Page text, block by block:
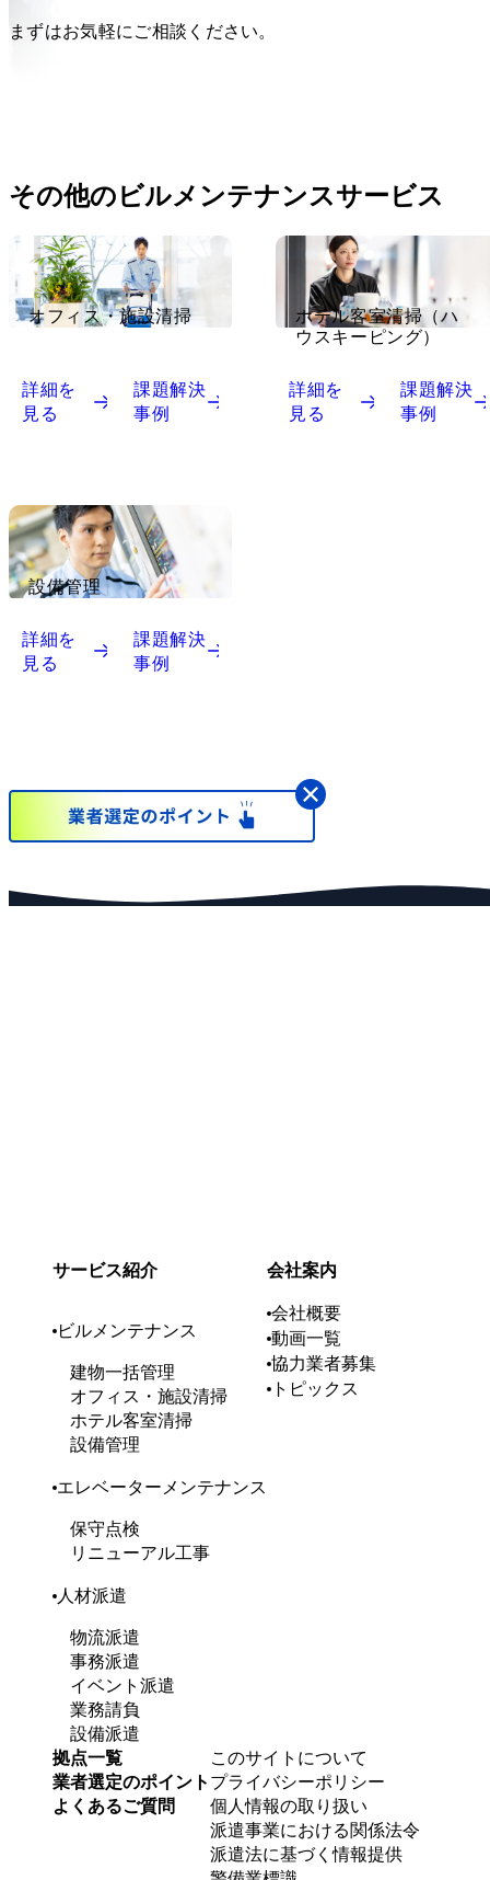
まずはお気軽にご相談ください。
その他のビルメンテナンスサービス
オフィス・施設清掃
詳細を
見る
課題解決
事例
ホテル客室清掃（ハ
ウスキーピング）
詳細を
見る
課題解決
事例
設備管理
詳細を
見る
課題解決
事例
サービス紹介
ビルメンテナンス
建物一括管理
オフィス・施設清掃
ホテル客室清掃
設備管理
エレベーターメンテナンス
保守点検
リニューアル工事
人材派遣
物流派遣
事務派遣
イベント派遣
業務請負
設備派遣
会社案内
会社概要
動画一覧
協力業者募集
トピックス
拠点一覧
業者選定のポイント
よくあるご質問
このサイトについて
プライバシーポリシー
個人情報の取り扱い
派遣事業における関係法令
派遣法に基づく情報提供